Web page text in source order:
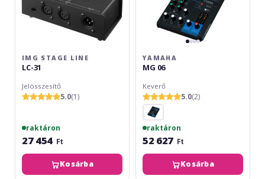
IMG STAGE LINE
LC-31
Jelösszesítő
5.0(1)
raktáron
27 454 Ft
Kosárba
YAMAHA
MG 06
Keverő
5.0(2)
raktáron
52 627 Ft
Kosárba